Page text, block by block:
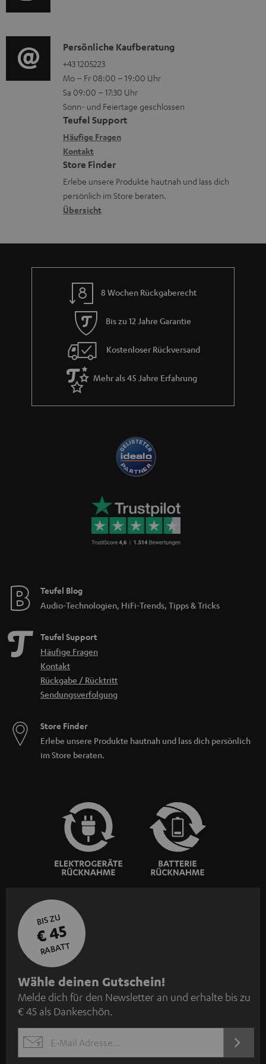
n
t
e
r
l
a
d
e
n
t
i
o
n
e
n
z
r
G
r
a
i
o
-
L
e
x
i
k
o
n
K
o
n
t
a
k
t
d
a
t
n
Persönliche Kaufberatung
+43 1205223
Mo – Fr 08:00 – 19:00 Uhr
Sa 09:00 – 17:30 Uhr
Sonn- und Feiertage geschlossen
Teufel Support
Häufige Fragen
Kontakt
Store Finder
Erlebe unsere Produkte hautnah und lass dich
persönlich im Store beraten.
Übersicht
8 Wochen Rückgaberecht
Bis zu 12 Jahre Garantie
Kostenloser Rückversand
Mehr als 45 Jahre Erfahrung
Teufel Blog
Audio-Technologien, HiFi-Trends, Tipps & Tricks
Teufel Support
Häufige Fragen
Kontakt
Rückgabe / Rücktritt
Sendungsverfolgung
Store Finder
Erlebe unsere Produkte hautnah und lass dich persönlich
im Store beraten.
BIS ZU
€ 45
RABATT
N
e
w
s
l
Wähle deinen Gutschein!
Melde dich für den Newsletter an und erhalte bis zu
€ 45 als Dankeschön.
EMAIL
JETZT